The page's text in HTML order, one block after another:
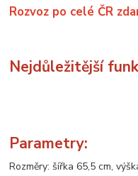
Rozvoz po celé ČR
Nejdůležitější
Parametry:
Rozměry: šířka 65,5 cm,